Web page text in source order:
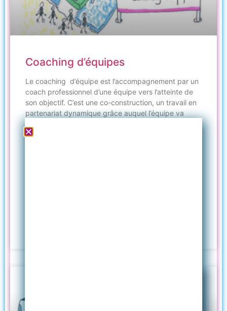
Coaching d’équipes
Le coaching d’équipe est l’accompagnement par un
coach professionnel d’une équipe vers l’atteinte de
son objectif. C’est une co-construction, un travail en
partenariat dynamique grâce auquel l’équipe va
nouvelles ressources et compétences et développer